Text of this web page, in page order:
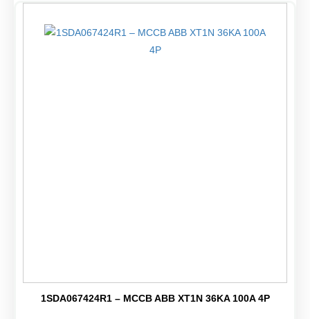
1SDA067424R1 – MCCB ABB XT1N 36KA 100A 4P